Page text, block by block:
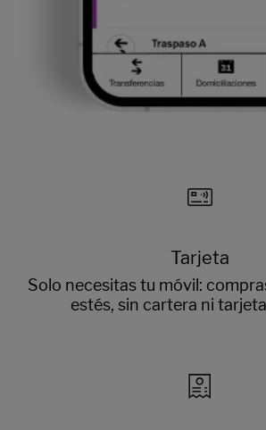
Tarjeta
Solo necesitas tu móvil:
estés, sin cartera ni